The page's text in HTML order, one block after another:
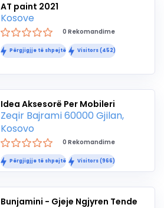
AT paint 2021
Kosove
0 Rekomandime
Përgjigjje të shpejtë Visitors (452)
Idea Aksesorë Per Mobileri
Zeqir Bajrami 60000 Gjilan,
Kosovo
0 Rekomandime
Përgjigjje të shpejtë Visitors (966)
Bunjamini - Gjeje Ngjyren Tende